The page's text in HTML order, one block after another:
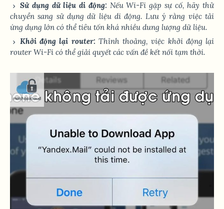
Sử dụng dữ liệu di động: Nếu Wi-Fi gặp sự cố, hãy thử
chuyển sang sử dụng dữ liệu di động. Lưu ý rằng việc tải
ứng dụng lớn có thể tiêu tốn khá nhiều dung lượng dữ liệu.
Khởi động lại router: Thỉnh thoảng, việc khởi động lại
router Wi-Fi có thể giải quyết các vấn đề kết nối tạm thời.